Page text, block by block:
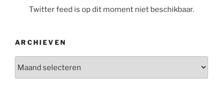
Twitter feed is op dit moment niet beschikbaar.
ARCHIEVEN